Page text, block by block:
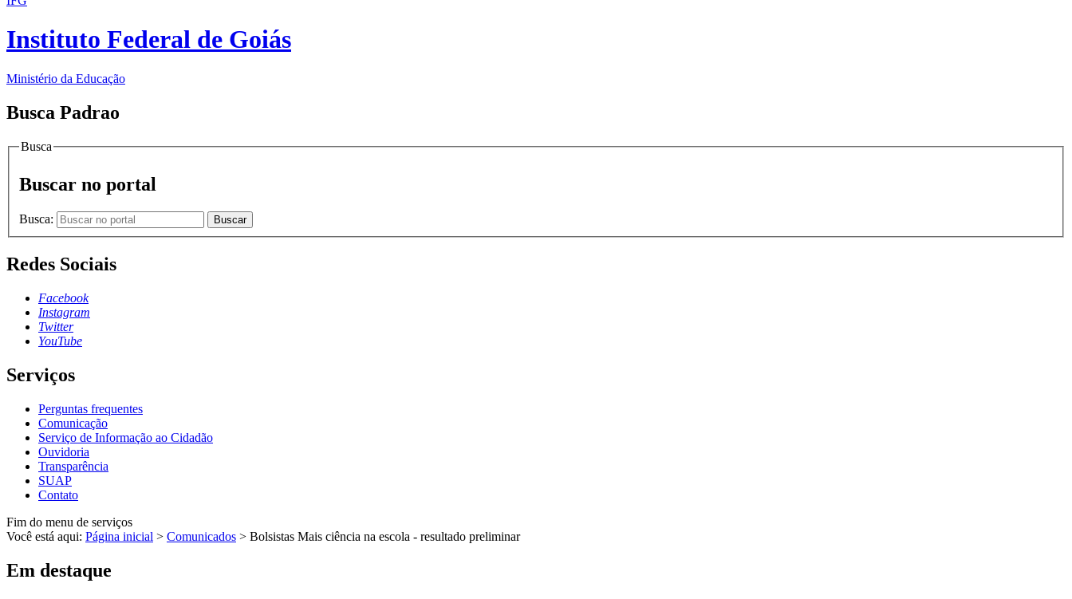
Instituto Federal de Goiás
Ministério da Educação
Busca Padrao
Busca
Buscar no portal
Busca: Buscar
Redes Sociais
Facebook
Instagram
Twitter
YouTube
Serviços
Perguntas frequentes
Comunicação
Serviço de Informação ao Cidadão
Ouvidoria
Transparência
SUAP
Contato
Fim do menu de serviços
Você está aqui: Página inicial > Comunicados > Bolsistas Mais ciência na escola - resultado preliminar
Em destaque